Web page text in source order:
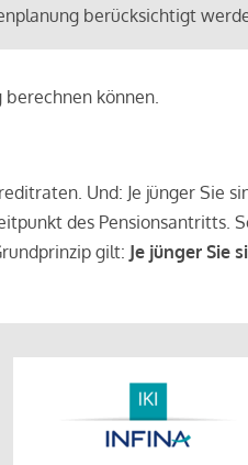
berücksichtigt
können.
Und: Je jünger Sie
des Pensionsantritts.
gilt: Je jünger Sie